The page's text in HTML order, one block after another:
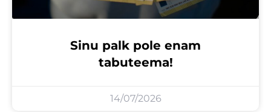
Sinu palk pole enam
tabuteema!
14/07/2026